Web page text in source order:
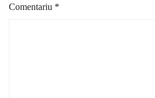
Comentariu *